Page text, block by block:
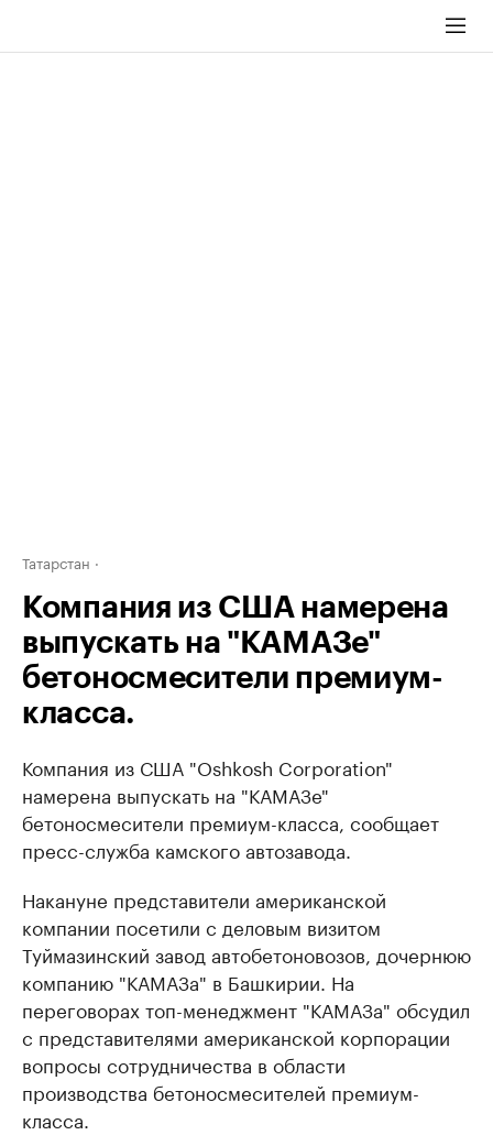
Татарстан
Компания из США намерена
выпускать на "КАМАЗе"
бетоносмесители премиум-
класса.
Компания из США "Oshkosh Corporation"
намерена выпускать на "КАМАЗе"
бетоносмесители премиум-класса, сообщает
пресс-служба камского автозавода.
Накануне представители американской
компании посетили с деловым визитом
Туймазинский завод автобетоновозов, дочернюю
компанию "КАМАЗа" в Башкирии. На
переговорах топ-менеджмент "КАМАЗа" обсудил
с представителями американской корпорации
вопросы сотрудничества в области
производства бетоносмесителей премиум-
класса.